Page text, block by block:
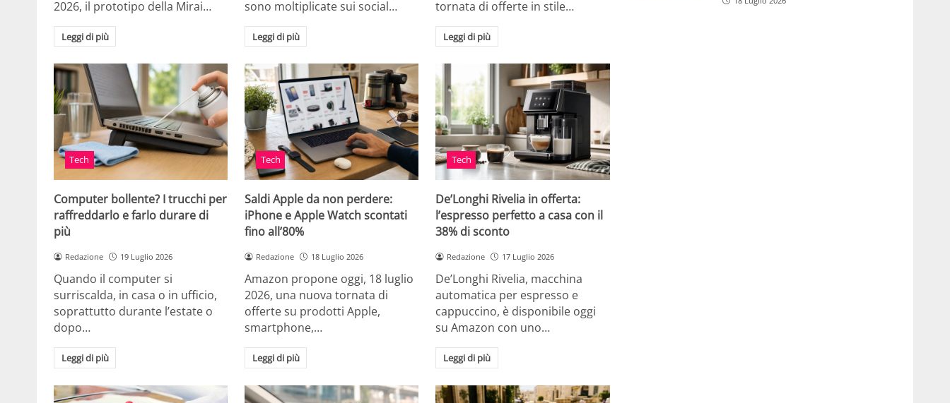
2026, il prototipo della Mirai…
Leggi di più
sono moltiplicate sui social…
Leggi di più
tornata di offerte in stile…
Leggi di più
Tech
Computer bollente? I trucchi per
raffreddarlo e farlo durare di
più
Redazione 19 Luglio 2026
Quando il computer si
surriscalda, in casa o in ufficio,
soprattutto durante l’estate o
dopo…
Leggi di più
Tech
Saldi Apple da non perdere:
iPhone e Apple Watch scontati
fino all’80%
Redazione 18 Luglio 2026
Amazon propone oggi, 18 luglio
2026, una nuova tornata di
offerte su prodotti Apple,
smartphone,…
Leggi di più
Tech
De’Longhi Rivelia in offerta:
l’espresso perfetto a casa con il
38% di sconto
Redazione 17 Luglio 2026
De’Longhi Rivelia, macchina
automatica per espresso e
cappuccino, è disponibile oggi
su Amazon con uno…
Leggi di più